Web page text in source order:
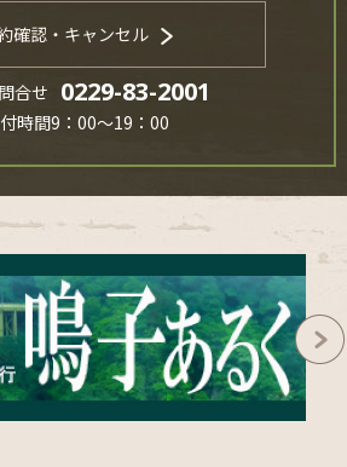
確認・キャンセル
合せ 0229-83-2001
時間9：00～19：00